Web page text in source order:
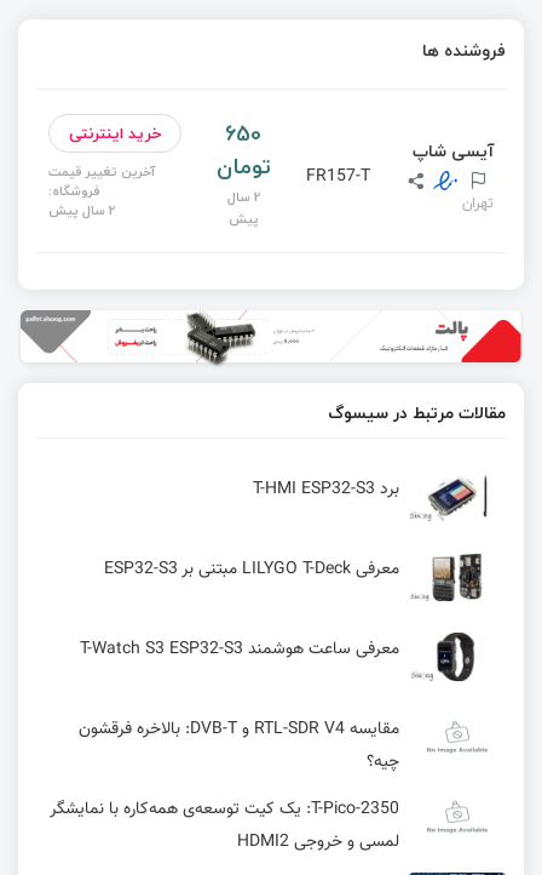
فروشنده ها
آیسی شاپ
تهران
FR157-T
650
تومان
2 سال
پیش
خرید اینترنتی
آخرین تغییر قیمت
فروشگاه:
2 سال پیش
مقالات مرتبط در سیسوگ
برد T-HMI ESP32-S3
معرفی LILYGO T-Deck مبتنی بر ESP32-S3
معرفی ساعت هوشمند T-Watch S3 ESP32-S3
مقایسه RTL-SDR V4 و DVB-T: بالاخره فرقشون
چیه؟
T-Pico-2350: یک کیت توسعه‌ی همه‌کاره با نمایشگر
لمسی و خروجی HDMI2